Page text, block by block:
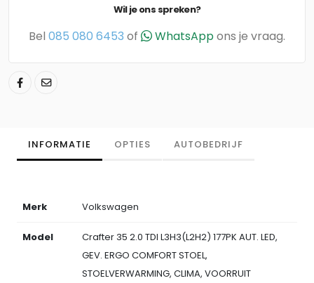
Wil je ons spreken?
Bel 085 080 6453 of WhatsAppons je vraag.
INFORMATIE OPTIES AUTOBEDRIJF
Merk Volkswagen
Model
Crafter 35 2.0 TDI L3H3(L2H2) 177PK AUT. LED,
GEV. ERGO COMFORT STOEL,
STOELVERWARMING, CLIMA, VOORRUIT